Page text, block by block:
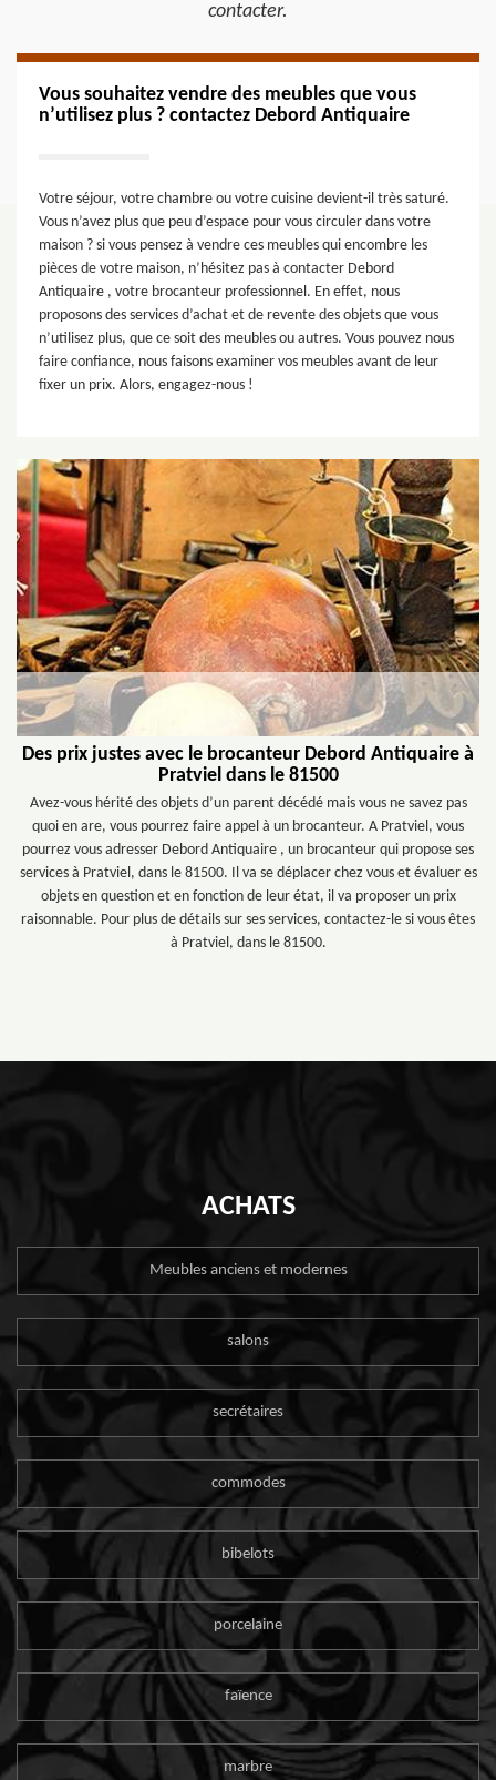
contacter.
Vous souhaitez vendre des meubles que vous
n’utilisez plus ? contactez Debord Antiquaire
Votre séjour, votre chambre ou votre cuisine devient-il très saturé.
Vous n’avez plus que peu d’espace pour vous circuler dans votre
maison ? si vous pensez à vendre ces meubles qui encombre les
pièces de votre maison, n’hésitez pas à contacter Debord
Antiquaire , votre brocanteur professionnel. En effet, nous
proposons des services d’achat et de revente des objets que vous
n’utilisez plus, que ce soit des meubles ou autres. Vous pouvez nous
faire confiance, nous faisons examiner vos meubles avant de leur
fixer un prix. Alors, engagez-nous !
Des prix justes avec le brocanteur Debord Antiquaire à
Pratviel dans le 81500
Avez-vous hérité des objets d’un parent décédé mais vous ne savez pas
quoi en are, vous pourrez faire appel à un brocanteur. A Pratviel, vous
pourrez vous adresser Debord Antiquaire , un brocanteur qui propose ses
services à Pratviel, dans le 81500. Il va se déplacer chez vous et évaluer es
objets en question et en fonction de leur état, il va proposer un prix
raisonnable. Pour plus de détails sur ses services, contactez-le si vous êtes
à Pratviel, dans le 81500.
ACHATS
Meubles anciens et modernes
salons
secrétaires
commodes
bibelots
porcelaine
faïence
marbre